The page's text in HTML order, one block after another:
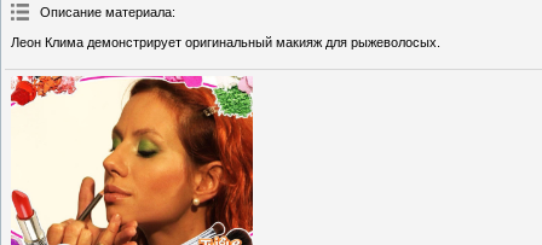
Описание материала:
Леон Клима демонстрирует оригинальный макияж для рыжеволосых.